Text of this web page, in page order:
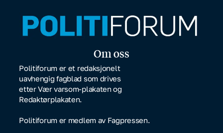
Om oss
Politiforum er et redaksjonelt
uavhengig fagblad som drives
etter Vær varsom-plakaten og
Redaktørplakaten.
Politiforum er medlem av Fagpressen.